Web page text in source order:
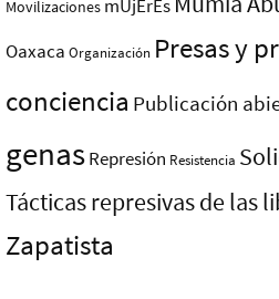
Movilizaciones mUjErEs
Oaxaca Organización Presas y
conciencia Publicación
genasRepresión Resistencia
Tácticas represivas de las
Zapatista